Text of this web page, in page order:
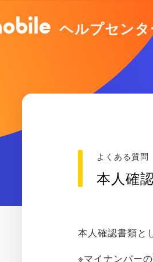
ヘルプセンタ
よくある質問
本人確
本人確認書類と
※マイナンバー